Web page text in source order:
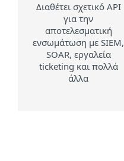
Διαθέτει σχετικό API
για την
αποτελεσματική
ενσωμάτωση με SIEM,
SOAR, εργαλεία
ticketing και πολλά
άλλα